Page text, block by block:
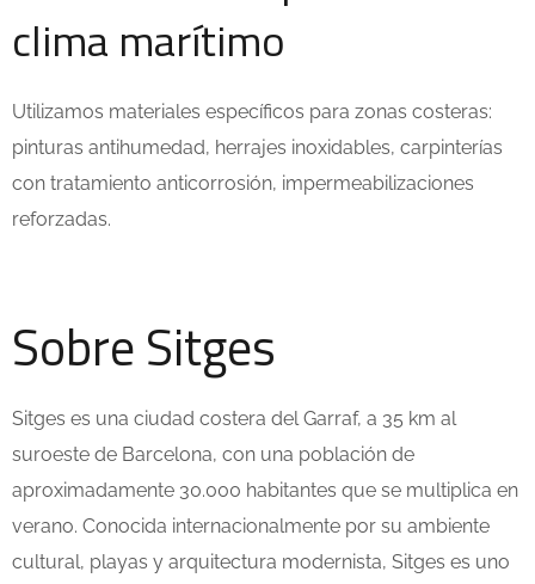
clima marítimo
Utilizamos materiales específicos para zonas costeras:
pinturas antihumedad, herrajes inoxidables, carpinterías
con tratamiento anticorrosión, impermeabilizaciones
reforzadas.
Sobre Sitges
Sitges es una ciudad costera del Garraf, a 35 km al
suroeste de Barcelona, con una población de
aproximadamente 30.000 habitantes que se multiplica en
verano. Conocida internacionalmente por su ambiente
cultural, playas y arquitectura modernista, Sitges es uno